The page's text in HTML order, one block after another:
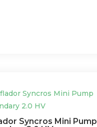
Syncros Mini Pump